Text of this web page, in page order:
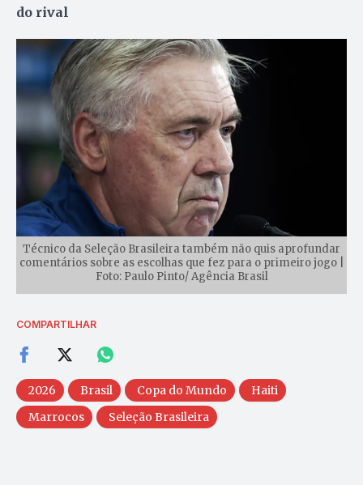
do rival
Técnico da Seleção Brasileira também não quis aprofundar
comentários sobre as escolhas que fez para o primeiro jogo |
Foto: Paulo Pinto/ Agência Brasil
COMPARTILHAR
2026 Brasil Copa do Mundo
Haiti
Marrocos
Seleção Brasileira